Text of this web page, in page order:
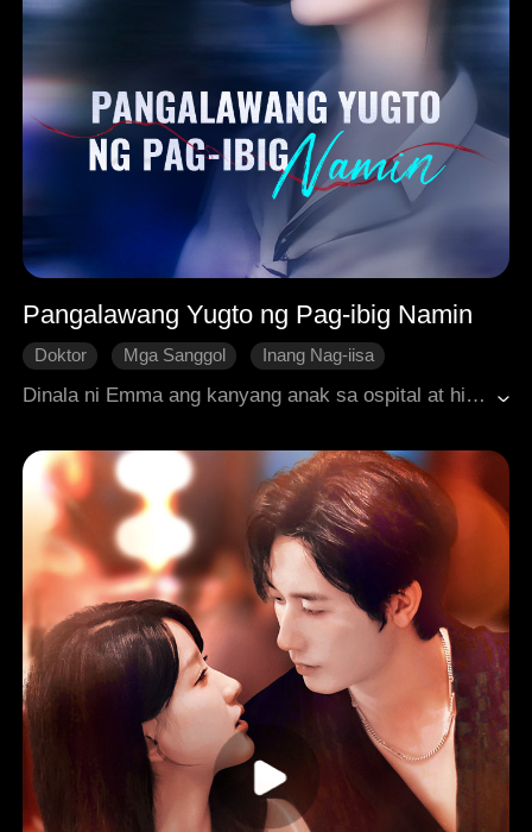
Pangalawang Yugto ng Pag-ibig Namin
Doktor Mga Sanggol
Inang Nag-iisa
Dinala ni Emma ang kanyang anak sa ospital at hindi inaasahang nakasalubong ang kanyang dating kasintahan, si Nate. Noon, pinilit siya ng pamangkin ni Nate na makipagrelasyon kay Nate nang patago. Nang maglaon, habang nagdadalang-tao ng kambal, siya ay umalis at nagdala lamang ng kanilang anak na babae. Makalipas ang pitong taon, sila ay muling nagtagpo. Nakilala siya ni Nate at nagsimula sa isang paglalakbay upang muling makuha ang kanyang puso, na humantong sa muling paglalagablab ng kanilang pag-ibig.